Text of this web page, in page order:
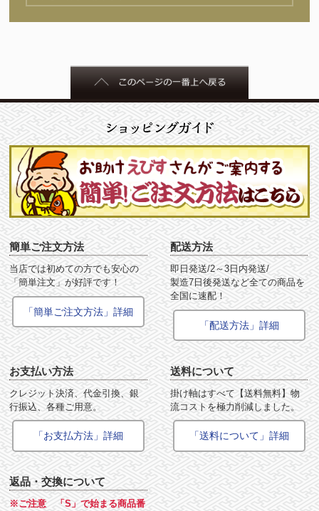
簡単ご注文方法
当店では初めての方でも安心の
「簡単注文」が好評です！
「簡単ご注文方法」詳細
配送方法
即日発送/2～3日内発送/
製造7日後発送など全ての商品を
全国に速配！
「配送方法」詳細
お支払い方法
クレジット決済、代金引換、銀
行振込、各種ご用意。
「お支払方法」詳細
送料について
掛け軸はすべて【送料無料】物
流コストを極力削減しました。
「送料について」詳細
返品・交換について
※ご注意 「S」で始まる商品番